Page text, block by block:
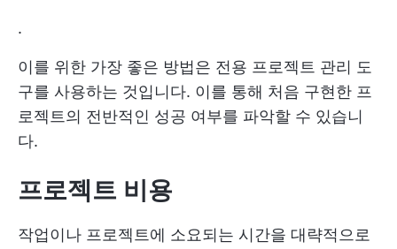
.
이를 위한 가장 좋은 방법은 전용 프로젝트 관리 도
구를 사용하는 것입니다. 이를 통해 처음 구현한 프
로젝트의 전반적인 성공 여부를 파악할 수 있습니
다.
프로젝트 비용
작업이나 프로젝트에 소요되는 시간을 대략적으로